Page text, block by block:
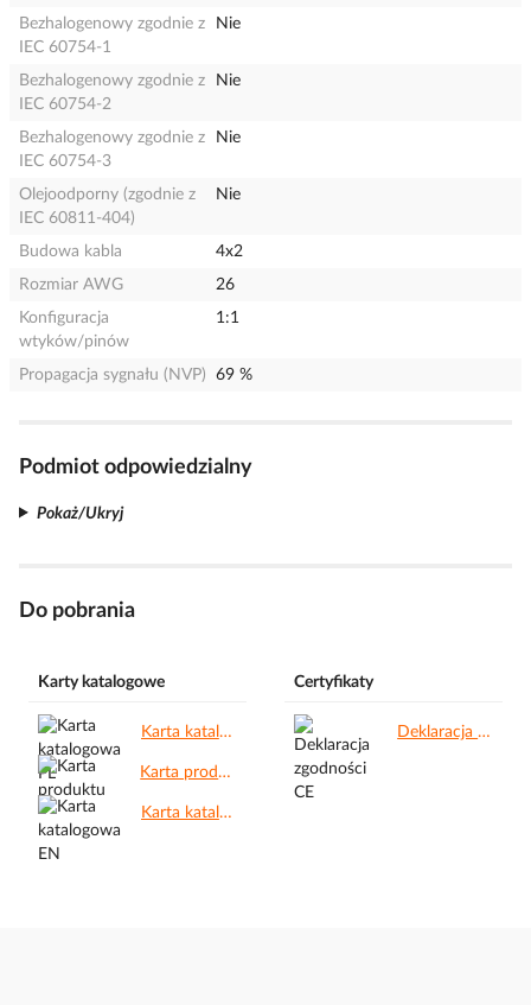
Bezhalogenowy zgodnie z
IEC 60754-1
Nie
Bezhalogenowy zgodnie z
IEC 60754-2
Nie
Bezhalogenowy zgodnie z
IEC 60754-3
Nie
Olejoodporny (zgodnie z
IEC 60811-404)
Nie
Budowa kabla
4x2
Rozmiar AWG
26
Konfiguracja
wtyków/pinów
1:1
Propagacja sygnału (NVP) 69 %
Podmiot odpowiedzialny
Pokaż/Ukryj
Do pobrania
Karty katalogowe
Karta katalogowa PL.pdf
Karta produktu.pdf
Karta katalogowa EN.pdf
Certyfikaty
Deklaracja zgodności CE.pdf